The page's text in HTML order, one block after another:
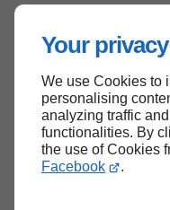
Your
We use Cookies to
personalising
analyzing traffic
functionalities. By
the use of Cookies
Facebook
.